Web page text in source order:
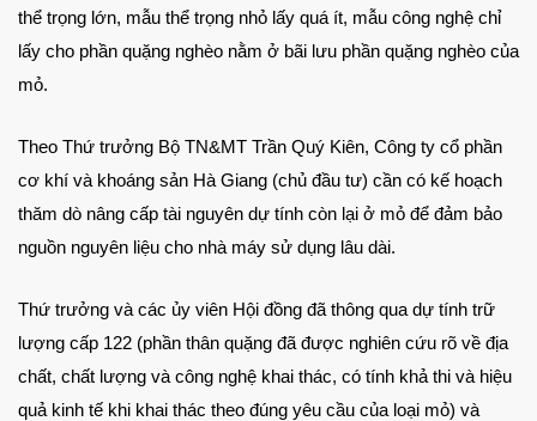
thể trọng lớn, mẫu thể trọng nhỏ lấy quá ít, mẫu công nghệ chỉ
lấy cho phần quặng nghèo nằm ở bãi lưu phần quặng nghèo của
mỏ.
Theo Thứ trưởng Bộ TN&MT Trần Quý Kiên, Công ty cổ phần
cơ khí và khoáng sản Hà Giang (chủ đầu tư) cần có kế hoạch
thăm dò nâng cấp tài nguyên dự tính còn lại ở mỏ để đảm bảo
nguồn nguyên liệu cho nhà máy sử dụng lâu dài.
Thứ trưởng và các ủy viên Hội đồng đã thông qua dự tính trữ
lượng cấp 122 (phần thân quặng đã được nghiên cứu rõ về địa
chất, chất lượng và công nghệ khai thác, có tính khả thi và hiệu
quả kinh tế khi khai thác theo đúng yêu cầu của loại mỏ) và